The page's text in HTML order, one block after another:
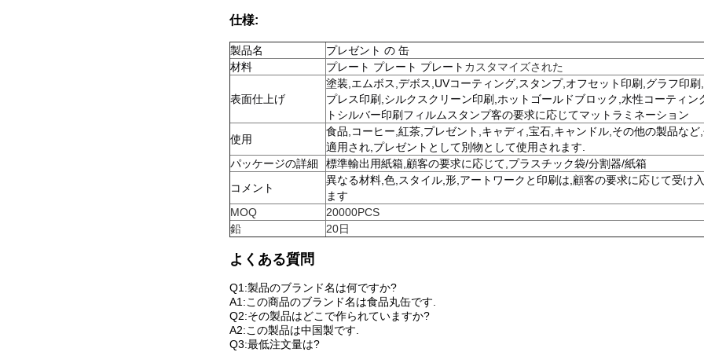
仕様:
製品名
プレゼント の 缶
材料
プレート プレート プレート カスタマイズされた
表面仕上げ
塗装,エムボス,デボス,UVコーティング,スタンプ,オフセット印刷,グラフ印刷
プレス印刷,シルクスクリーン印刷,ホットゴールドブロック,水性コーティン
トシルバー印刷フィルムスタンプ客の要求に応じてマットラミネーション
使用
食品,コーヒー,紅茶,プレゼント,キャディ,宝石,キャンドル,その他の製品など
適用され,プレゼントとして別物として使用されます.
パッケージの詳細
標準輸出用紙箱,顧客の要求に応じて,プラスチック袋/分割器/紙箱
コメント
異なる材料,色,スタイル,形,アートワークと印刷は,顧客の要求に応じて受け
ます
MOQ
20000PCS
鉛
20日
よくある質問
Q1:製品のブランド名は何ですか?
A1:この商品のブランド名は食品丸缶です.
Q2:その製品はどこで作られていますか?
A2:この製品は中国製です.
Q3:最低注文量は?